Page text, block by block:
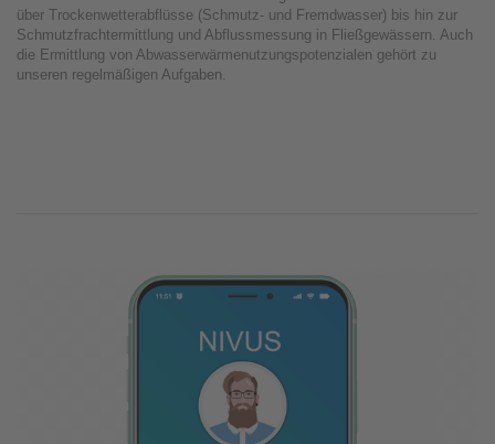
über Trockenwetterabflüsse (Schmutz- und Fremdwasser) bis hin zur
Schmutzfrachtermittlung und Abflussmessung in Fließgewässern. Auch
die Ermittlung von Abwasserwärmenutzungspotenzialen gehört zu
unseren regelmäßigen Aufgaben.